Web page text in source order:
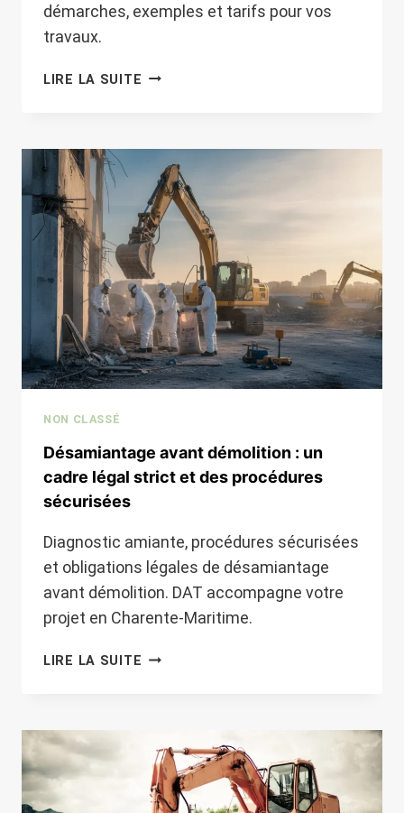
démarches, exemples et tarifs pour vos
travaux.
LIRE LA SUITE COMBIEN
MAISON
EN
CHARENTE-
MARITIME
?
NON CLASSÉ
Désamiantage avant démolition : un
cadre légal strict et des procédures
sécurisées
Diagnostic amiante, procédures sécurisées
et obligations légales de désamiantage
avant démolition. DAT accompagne votre
projet en Charente-Maritime.
LIRE LA SUITE DÉSAMIANTAGE
CADRE
LÉGAL
STRICT